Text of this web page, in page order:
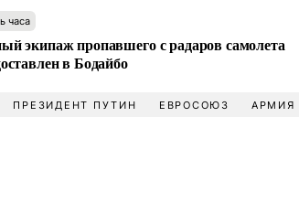
часа
экипаж пропавшего с радаров самолета
в Бодайбо
ПРЕЗИДЕНТ ПУТИН ЕВРОСОЮЗ АРМИЯ